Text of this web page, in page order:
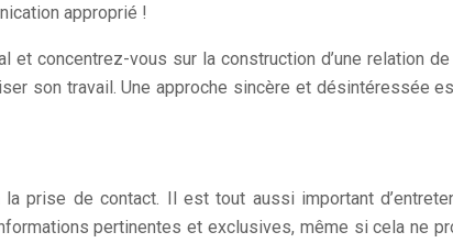
approprié !
et concentrez-vous sur la construction d’une relation
son travail. Une approche sincère et désintéressée
prise de contact. Il est tout aussi important
pertinentes et exclusives, même si cela ne